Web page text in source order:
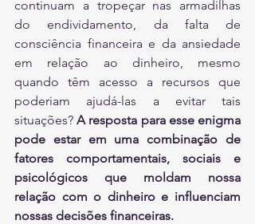
continuam a tropeçar nas armadilhas
do endividamento, da falta de
consciência financeira e da ansiedade
em relação ao dinheiro, mesmo
quando têm acesso a recursos que
poderiam ajudá-las a evitar tais
situações? A resposta para esse enigma
pode estar em uma combinação de
fatores comportamentais, sociais e
psicológicos que moldam nossa
relação com o dinheiro e influenciam
nossas decisões financeiras.